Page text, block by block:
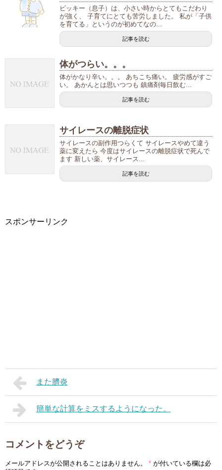
ビッキー（息子）は、小さい時からとてもこだわり
が強く、 子育てにとても苦労しました。 私が「子供
を育てる」というのが初めてなの...
記事を読む
体がつらい。。。
体がかなり辛い。。。 あちこち痛い。 疲労感がすご
い。 あかんとは思いつつも 鎮痛剤毎日飲む...
記事を読む
サイレースの離脱症状
サイレースの副作用つらくて サイレースやめて違う
薬に変えたら 今度はサイレースの離脱症状で死んで
ます 新しい薬、サイレース...
記事を読む
スポンサーリンク
また臍炎
簡単な計算をミスするようになった。
コメントをどうぞ
メールアドレスが公開されることはありません。 * が付いている欄は必